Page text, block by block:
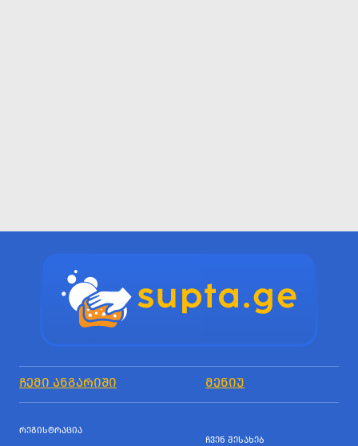
ᲩᲔᲛᲘ ᲐᲜᲒᲐᲠᲘᲨᲘ ᲛᲔᲜᲘᲣ
ᲠᲔᲒᲘᲡᲢᲠᲐᲪᲘᲐ
ᲩᲕᲔᲜ ᲨᲔᲡᲐᲮᲔᲑ